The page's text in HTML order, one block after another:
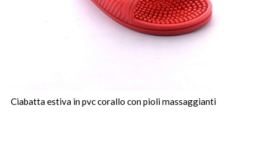
Ciabatta estiva in pvc corallo con pioli massaggianti